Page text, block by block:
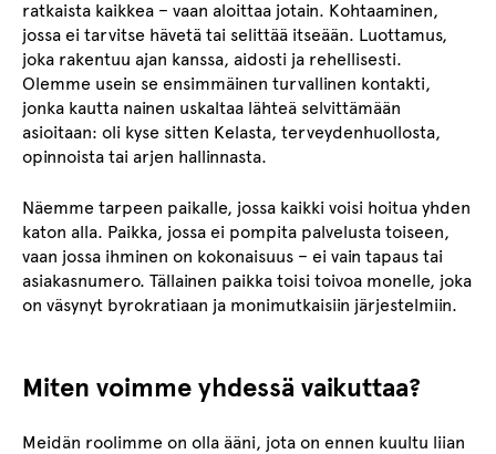
ratkaista kaikkea – vaan aloittaa jotain. Kohtaaminen,
jossa ei tarvitse hävetä tai selittää itseään. Luottamus,
joka rakentuu ajan kanssa, aidosti ja rehellisesti.
Olemme usein se ensimmäinen turvallinen kontakti,
jonka kautta nainen uskaltaa lähteä selvittämään
asioitaan: oli kyse sitten Kelasta, terveydenhuollosta,
opinnoista tai arjen hallinnasta.
Näemme tarpeen paikalle, jossa kaikki voisi hoitua yhden
katon alla. Paikka, jossa ei pompita palvelusta toiseen,
vaan jossa ihminen on kokonaisuus – ei vain tapaus tai
asiakasnumero. Tällainen paikka toisi toivoa monelle, joka
on väsynyt byrokratiaan ja monimutkaisiin järjestelmiin.
Miten voimme yhdessä vaikuttaa?
Meidän roolimme on olla ääni, jota on ennen kuultu liian